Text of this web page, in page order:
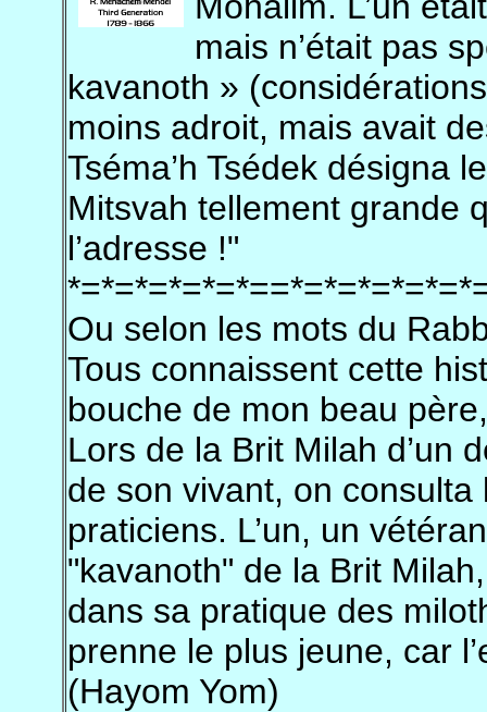
mais n’était pas
kavanoth »
moins adroit, mais avait
Tséma’h Tsédek désigna
Mitsvah tellement grande
l’adresse !"
Ou selon les mots du
Tous connaissent cette
bouche de mon beau
Lors de la Brit Milah d’un
de son vivant, on
praticiens. L’un, un
"kavanoth" de la Brit
dans sa pratique des
prenne le plus jeune, car
(Hayom Yom)